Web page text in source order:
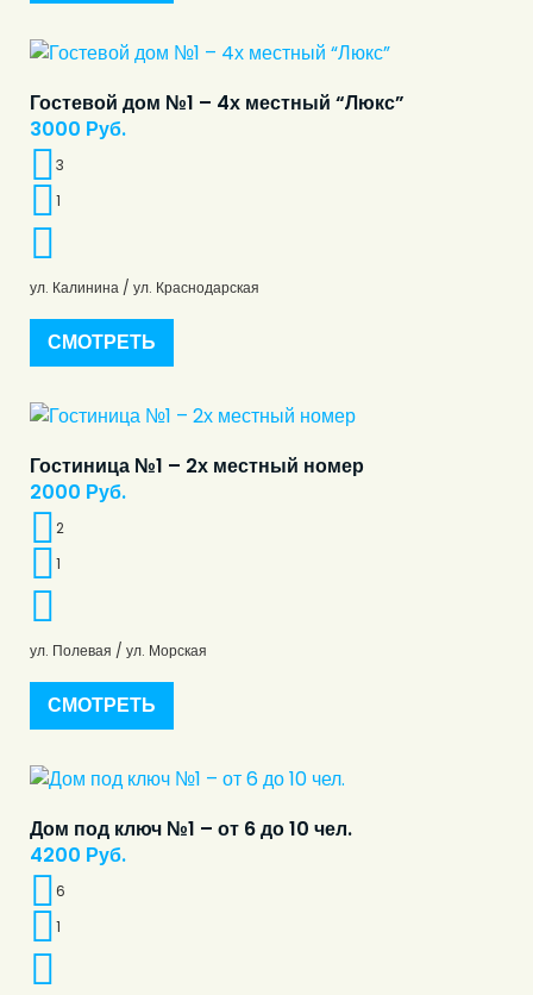
Гостевой дом №1 – 4х местный “Люкс”
3000 Руб.
3
1
ул. Калинина / ул. Краснодарская
СМОТРЕТЬ
Гостиница №1 – 2х местный номер
2000 Руб.
2
1
ул. Полевая / ул. Морская
СМОТРЕТЬ
Дом под ключ №1 – от 6 до 10 чел.
4200 Руб.
6
1